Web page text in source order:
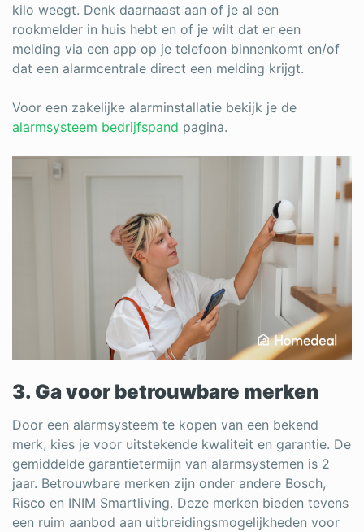
kilo weegt. Denk daarnaast aan of je al een
rookmelder in huis hebt en of je wilt dat er een
melding via een app op je telefoon binnenkomt en/of
dat een alarmcentrale direct een melding krijgt.
Voor een zakelijke alarminstallatie bekijk je de
alarmsysteem bedrijfspand pagina.
3. Ga voor betrouwbare merken
Door een alarmsysteem te kopen van een bekend
merk, kies je voor uitstekende kwaliteit en garantie. De
gemiddelde garantietermijn van alarmsystemen is 2
jaar. Betrouwbare merken zijn onder andere Bosch,
Risco en INIM Smartliving. Deze merken bieden tevens
een ruim aanbod aan uitbreidingsmogelijkheden voor